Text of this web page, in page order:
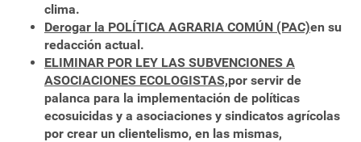
clima.
Derogar la POLÍTICA AGRARIA COMÚN (PAC)en su
redacción actual.
ELIMINAR POR LEY LAS SUBVENCIONES A
ASOCIACIONES ECOLOGISTAS,por servir de
palanca para la implementación de políticas
ecosuicidas y a asociaciones y sindicatos agrícolas
por crear un clientelismo, en las mismas,